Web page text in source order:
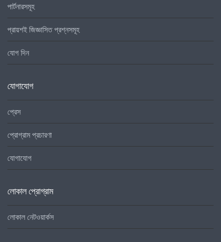
পার্টনারসমূহ
প্রায়শই জিজ্ঞাসিত প্রশ্নসমূহ
যোগ দিন
যোগাযোগ
প্রেস
প্রোগ্রাম প্রচারণা
যোগাযোগ
লোকাল প্রোগ্রাম
লোকাল নেটওয়ার্কস